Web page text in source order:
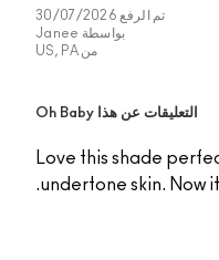
تم الرفع 30/07/2026
بواسطة Janee
منUS, PA
التعليقات عن هذا Oh Baby
Love this shade
undertone skin. Now